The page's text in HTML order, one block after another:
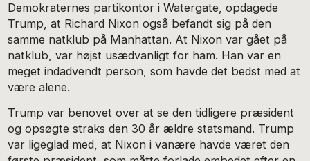
Demokraternes partikontor i Watergate, opdagede
Trump, at Richard Nixon også befandt sig på den
samme natklub på Manhattan. At Nixon var gået på
natklub, var højst usædvanligt for ham. Han var en
meget indadvendt person, som havde det bedst med at
være alene.
Trump var benovet over at se den tidligere præsident
og opsøgte straks den 30 år ældre statsmand. Trump
var ligeglad med, at Nixon i vanære havde været den